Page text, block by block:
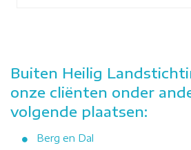
Buiten Heilig
onze cliënten onder
volgende plaatsen:
Berg en Dal